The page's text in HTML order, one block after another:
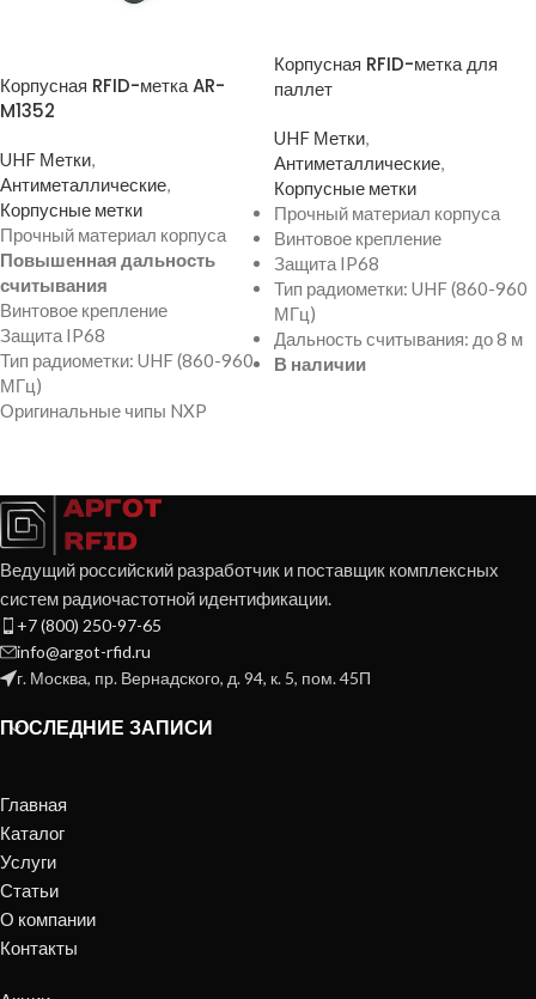
Корпусная RFID-метка AR-
M1352
UHF Метки,
Антиметаллические,
Корпусные метки
Прочный материал корпуса
Повышенная дальность
считывания
Винтовое крепление
Защита IP68
Тип радиометки: UHF (860-960
МГц)
Оригинальные чипы NXP
Корпусная RFID-метка для
паллет
UHF Метки,
Антиметаллические,
Корпусные метки
Прочный материал корпуса
Винтовое крепление
Защита IP68
Тип радиометки: UHF (860-960
МГц)
Дальность считывания: до 8 м
В наличии
Ведущий российский разработчик и поставщик комплексных
систем радиочастотной идентификации.
+7 (800) 250-97-65
info@argot-rfid.ru
г. Москва, пр. Вернадского, д. 94, к. 5, пом. 45П
ПОСЛЕДНИЕ ЗАПИСИ
Главная
Каталог
Услуги
Статьи
О компании
Контакты